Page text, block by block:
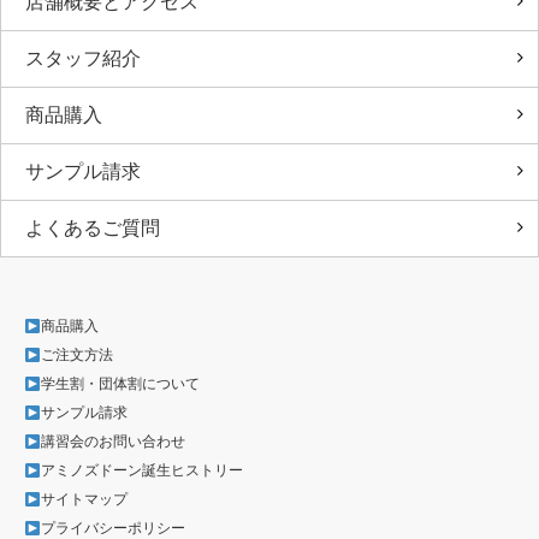
スタッフ紹介
商品購入
サンプル請求
よくあるご質問
商品購入
ご注文方法
学生割・団体割について
サンプル請求
講習会のお問い合わせ
アミノズドーン誕生ヒストリー
サイトマップ
プライバシーポリシー